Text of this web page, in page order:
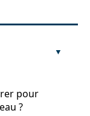
pour
?